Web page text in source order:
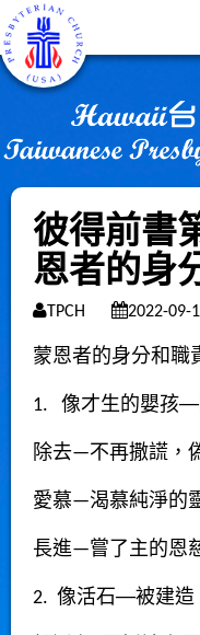
彼得前書
恩者的身
TPCH 2022-09-
蒙恩者的身分和職
1. 像才生的嬰孩──
除去—不再撒謊，
愛慕—渴慕純淨的
長進—嘗了主的恩
2. 像活石──被建造